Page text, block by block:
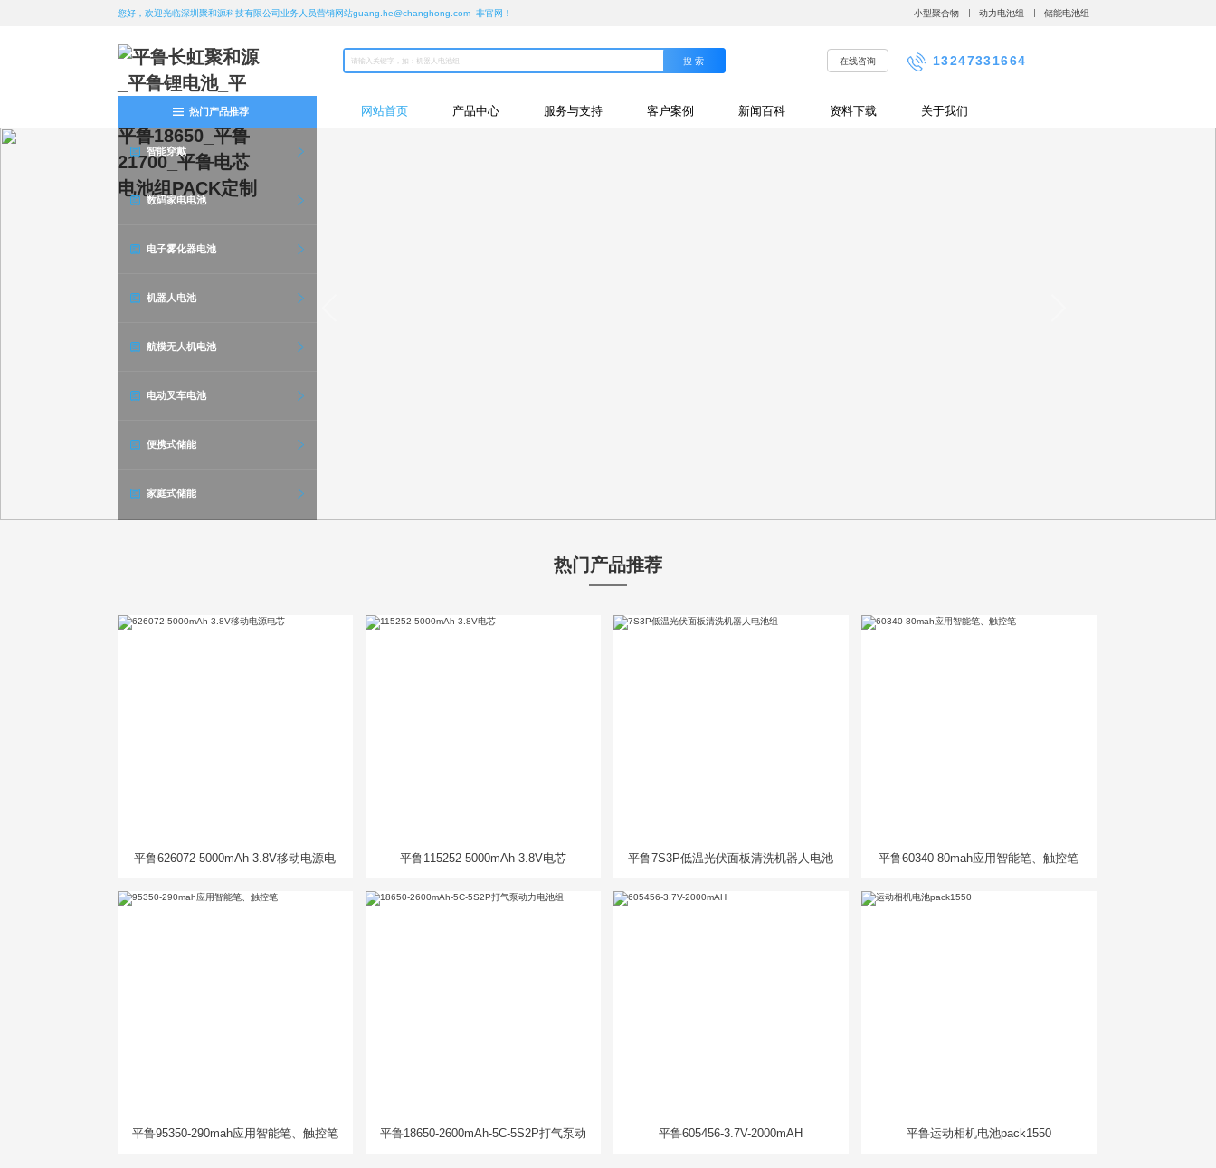
您好，欢迎光临深圳聚和源科技有限公司业务人员营销网站guang.he@changhong.com -非官网！ 小型聚合物 动力电池组 储能电池组
在线咨询 13247331664
热门产品推荐
智能穿戴
数码家电电池
电子雾化器电池
机器人电池
航模无人机电池
电动叉车电池
便携式储能
家庭式储能
网站首页 产品中心 服务与支持 客户案例 新闻百科 资料下载 关于我们
热门产品推荐
平鲁626072-5000mAh-3.8V移动电源电
平鲁115252-5000mAh-3.8V电芯
平鲁7S3P低温光伏面板清洗机器人电池
平鲁60340-80mah应用智能笔、触控笔
平鲁95350-290mah应用智能笔、触控笔
平鲁18650-2600mAh-5C-5S2P打气泵动
平鲁605456-3.7V-2000mAH 平鲁运动相机电池pack1550